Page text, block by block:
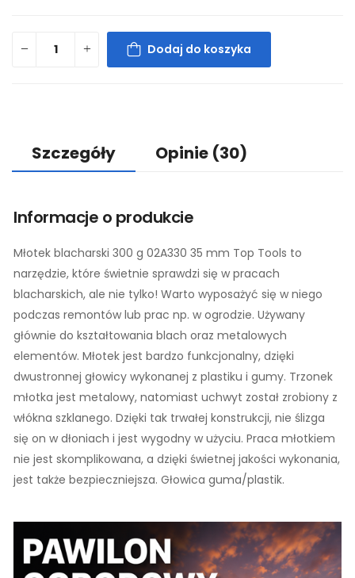
Dodaj do koszyka
Szczegóły Opinie (30)
Informacje o produkcie
Młotek blacharski 300 g 02A330 35 mm Top Tools to
narzędzie, które świetnie sprawdzi się w pracach
blacharskich, ale nie tylko! Warto wyposażyć się w niego
podczas remontów lub prac np. w ogrodzie. Używany
głównie do kształtowania blach oraz metalowych
elementów. Młotek jest bardzo funkcjonalny, dzięki
dwustronnej głowicy wykonanej z plastiku i gumy. Trzonek
młotka jest metalowy, natomiast uchwyt został zrobiony z
włókna szklanego. Dzięki tak trwałej konstrukcji, nie ślizga
się on w dłoniach i jest wygodny w użyciu. Praca młotkiem
nie jest skomplikowana, a dzięki świetnej jakości wykonania,
jest także bezpieczniejsza. Głowica guma/plastik.